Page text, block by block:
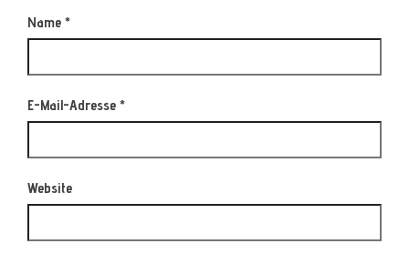
Name *
E-Mail-Adresse *
Website